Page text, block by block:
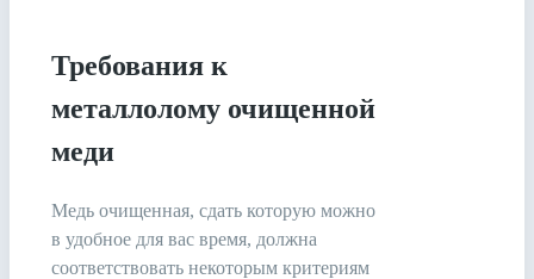
Требования к
металлолому очищенной
меди
Медь очищенная, сдать которую можно
в удобное для вас время, должна
соответствовать некоторым критериям